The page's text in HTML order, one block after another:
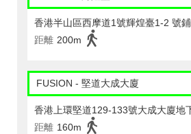
香港半山區西摩道1號輝煌臺1-2 號
距離 200m
FUSION - 堅道大成大廈
香港上環堅道129-133號大成大廈地
距離 160m